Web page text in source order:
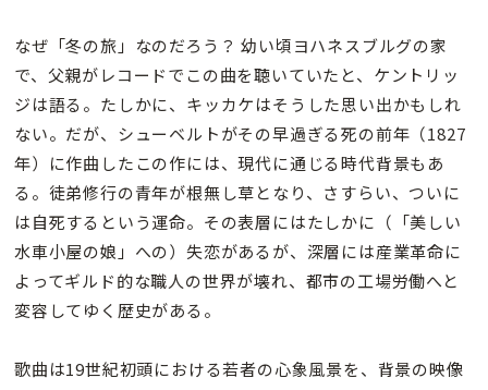
なぜ「冬の旅」なのだろう？ 幼い頃ヨハネスブルグの家
で、父親がレコードでこの曲を聴いていたと、ケントリッ
ジは語る。たしかに、キッカケはそうした思い出かもしれ
ない。だが、シューベルトがその早過ぎる死の前年（1827
年）に作曲したこの作には、現代に通じる時代背景もあ
る。徒弟修行の青年が根無し草となり、さすらい、ついに
は自死するという運命。その表層にはたしかに（「美しい
水車小屋の娘」への）失恋があるが、深層には産業革命に
よってギルド的な職人の世界が壊れ、都市の工場労働へと
変容してゆく歴史がある。
歌曲は19世紀初頭における若者の心象風景を、背景の映像